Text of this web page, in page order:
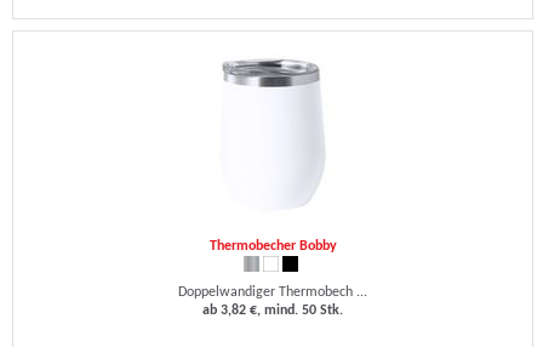
Thermobecher Bobby
Doppelwandiger Thermobech ...
ab 3,82 €, mind. 50 Stk.